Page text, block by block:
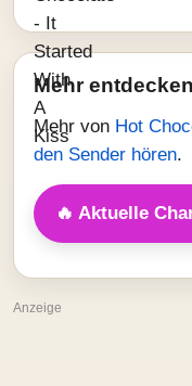
Mehr entdecken
Mehr von Hot
den Sender hören.
🔥 Aktuelle
Anzeige